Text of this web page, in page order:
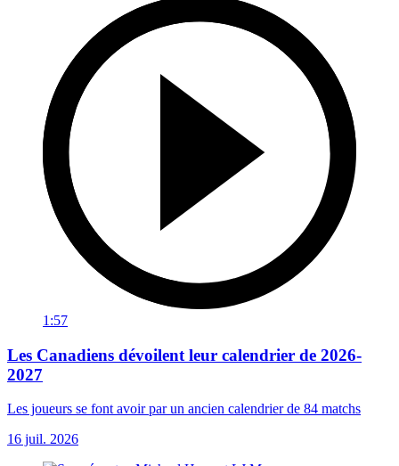
1:57
Les Canadiens dévoilent leur calendrier de 2026-
2027
Les joueurs se font avoir par un ancien calendrier de 84 matchs
16 juil. 2026